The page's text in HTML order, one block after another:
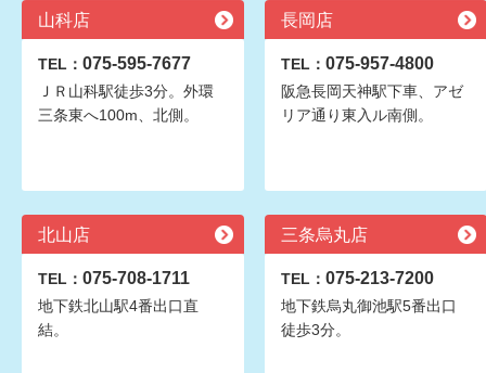
山科店
TEL： 075-595-7677
ＪＲ山科駅徒歩3分。外環
三条東へ100m、北側。
長岡店
TEL： 075-957-4800
阪急長岡天神駅下車、アゼ
リア通り東入ル南側。
北山店
TEL： 075-708-1711
地下鉄北山駅4番出口直
結。
三条烏丸店
TEL： 075-213-7200
地下鉄烏丸御池駅5番出口
徒歩3分。